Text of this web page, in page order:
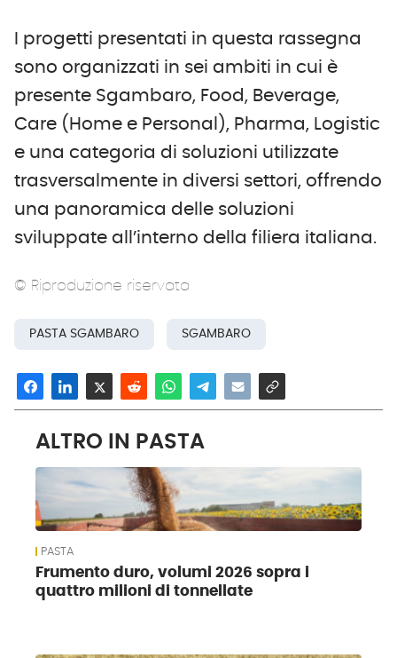
I progetti presentati in questa rassegna
sono organizzati in sei ambiti in cui è
presente Sgambaro, Food, Beverage,
Care (Home e Personal), Pharma, Logistic
e una categoria di soluzioni utilizzate
trasversalmente in diversi settori, offrendo
una panoramica delle soluzioni
sviluppate all’interno della filiera italiana.
© Riproduzione riservata
PASTA SGAMBARO SGAMBARO
ALTRO IN PASTA
PASTA
Frumento duro, volumi 2026 sopra i
quattro milioni di tonnellate